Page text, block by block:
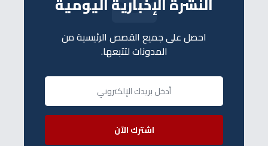
احصل على جميع القصص الرئيسية من
المدونات لتتبعها.
اشترك الآن